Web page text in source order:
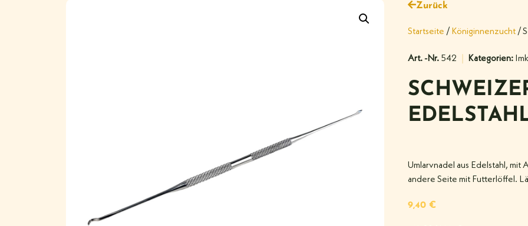
Zurück
Startseite / Königinnenzucht /
Art. -Nr. 542 Kategorien:
Umlarvnadel aus Edelstahl,
andere Seite mit Futterlöffel.
9,40 €